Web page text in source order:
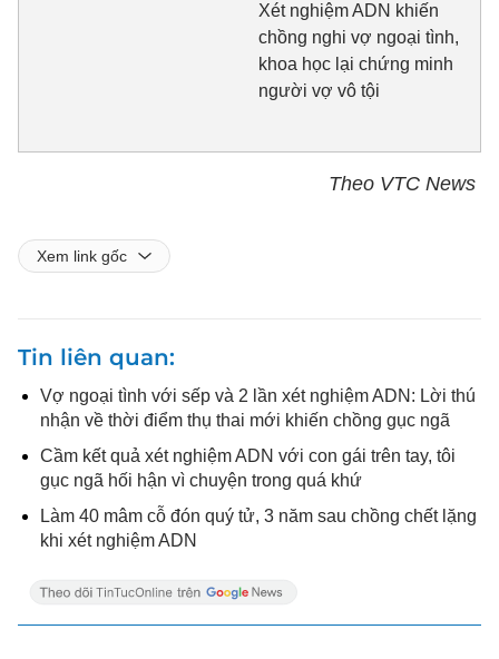
Xét nghiệm ADN khiến
chồng nghi vợ ngoại tình,
khoa học lại chứng minh
người vợ vô tội
Theo VTC News
Xem link gốc
Tin liên quan
Vợ ngoại tình với sếp và 2 lần xét nghiệm ADN: Lời thú
nhận về thời điểm thụ thai mới khiến chồng gục ngã
Cầm kết quả xét nghiệm ADN với con gái trên tay, tôi
gục ngã hối hận vì chuyện trong quá khứ
Làm 40 mâm cỗ đón quý tử, 3 năm sau chồng chết lặng
khi xét nghiệm ADN